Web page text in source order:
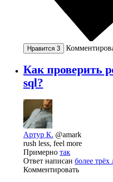
Нравится 3
Как проверить
sql?
Артур К. @amark
rush less, feel more
Примерно так
Ответ написан более трёх
Комментировать